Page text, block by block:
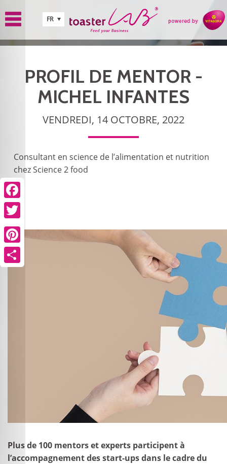
FR
PROFIL DE MENTOR -
MICHEL INFANTES
VENDREDI, 14 OCTOBRE, 2022
Consultant en science de l’alimentation et nutrition
chez Science 2 food
Plus de 100 mentors et experts participent à
l’accompagnement des start-ups dans le cadre du
Facebook
Twitter
Pinterest